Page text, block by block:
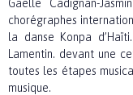
Gaëlle Cadignan-
chorégraphes
la danse Konpa
Lamentin. devant une
toutes les étapes
musique.